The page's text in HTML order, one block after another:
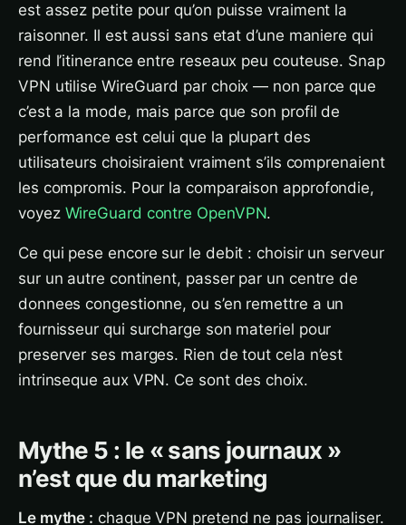
est assez petite pour qu’on puisse vraiment la
raisonner. Il est aussi sans etat d’une maniere qui
rend l’itinerance entre reseaux peu couteuse. Snap
VPN utilise WireGuard par choix — non parce que
c’est a la mode, mais parce que son profil de
performance est celui que la plupart des
utilisateurs choisiraient vraiment s’ils comprenaient
les compromis. Pour la comparaison approfondie,
voyez WireGuard contre OpenVPN.
Ce qui pese encore sur le debit : choisir un serveur
sur un autre continent, passer par un centre de
donnees congestionne, ou s’en remettre a un
fournisseur qui surcharge son materiel pour
preserver ses marges. Rien de tout cela n’est
intrinseque aux VPN. Ce sont des choix.
Mythe 5 : le « sans journaux »
n’est que du marketing
Le mythe : chaque VPN pretend ne pas journaliser.